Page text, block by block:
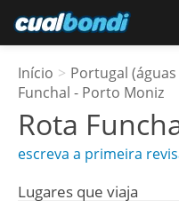
Usuários estrela
Pesquisa
Início > Portugal
Funchal - Porto Moniz
Rota
escreva a primeira
Lugares que viaja